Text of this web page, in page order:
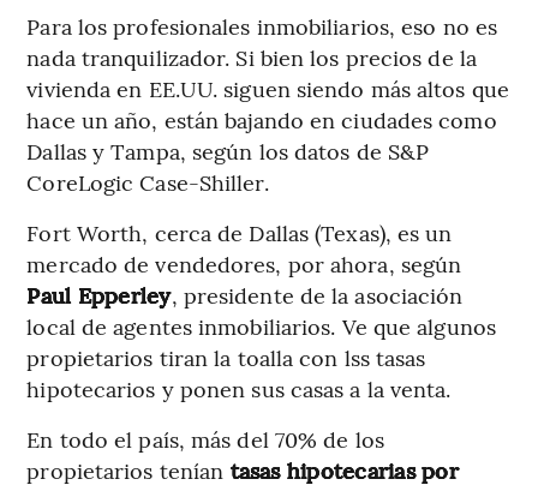
Para los profesionales inmobiliarios, eso no es
nada tranquilizador. Si bien los precios de la
vivienda en EE.UU. siguen siendo más altos que
hace un año, están bajando en ciudades como
Dallas y Tampa, según los datos de S&P
CoreLogic Case-Shiller.
Fort Worth, cerca de Dallas (Texas), es un
mercado de vendedores, por ahora, según
Paul Epperley, presidente de la asociación
local de agentes inmobiliarios. Ve que algunos
propietarios tiran la toalla con lss tasas
hipotecarios y ponen sus casas a la venta.
En todo el país, más del 70% de los
propietarios tenían tasas hipotecarias por